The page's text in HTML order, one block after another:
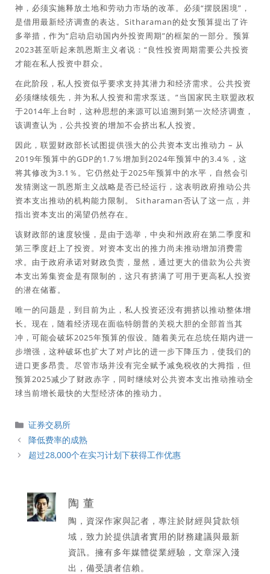
神，必须实施释放土地和劳动力市场的改革。必须“摆脱困境”，
是借用最新经济调查的表达。Sitharaman的处女预算提出了许
多举措，作为“启动启动国内外投资周期”的框架的一部分。预算
2023甚至听起来凯恩斯主义者说：“良性投资周期需要公共投资
才能在私人投资中群众。
在此阶段，私人投资似乎要求支持其潜力和经济需求。公共投资
必须继续领先，并为私人投资和需求泵送。”当国家民主联盟政权
于2014年上台时，这种思想的来源可以追溯到第一次经济调查，
该调查认为，公共投资的增加不会挤出私人投资。
因此，联盟财政部长试图提供强大的公共资本支出推动力 – 从
2019年预算中的GDP的1.7％增加到2024年预算中的3.4％，这
将其修改为3.1％。它仍然处于2025年预算中的水平，自然会引
发猜测这一凯恩斯主义战略是否已经运行，这表明政府推动公共
资本支出推动的机构能力限制。 Sitharaman否认了这一点，并
指出资本支出的渴望仍然存在。
该财政部的速度较慢，是由于选举，中央和州政府在第二季度和
第三季度赶上了投资。对资本支出的推力尚未推动增加消费需
求。由于政府承诺对财政负责，显然，通过更大的借款为公共资
本支出筹集资金是有限制的，这只有挤满了可用于更高私人投资
的潜在储蓄。
唯一的问题是，到目前为止，私人投资还没有拥挤以推动整体增
长。现在，随着经济现在面临特朗普的关税大胆的全部首当其
冲，可能会破坏2025年预算的假设。随着美元在总统任期内进一
步增强，这种破坏也扩大了对卢比的进一步下降压力，使我们的
进口更多昂贵。尽管市场并没有完全赋予减免税收的大拇指，但
预算2025减少了财政赤字，同时继续对公共资本支出推动推动全
球当前增长最快的大型经济体的推动力。
分
類
证券交易所
降低费率的成熟
超过28,000个在实习计划下获得工作优惠
陶 董
陶，資深作家與記者，專注於財經與貸款領
域，致力於提供讀者實用的財務建議與最新
資訊。擁有多年媒體從業經驗，文章深入淺
出，備受讀者信賴。